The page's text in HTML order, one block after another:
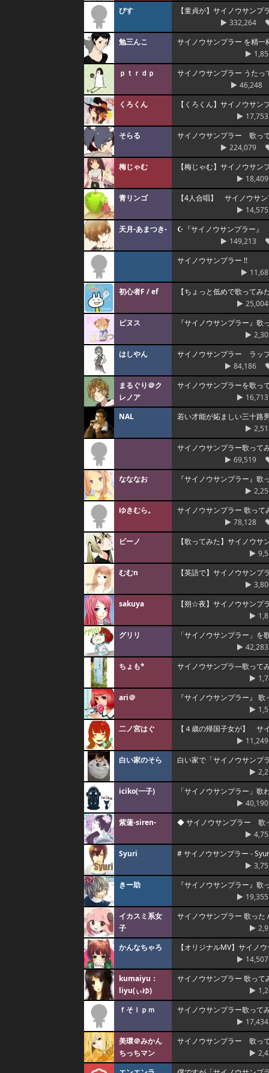
びす
【童貞が】サイノウサンプ
332,264
勉三んこ
サイノウサンプラー を精一
ｐｔｒｄｐ
サイノウサンプラー うたっ
46,248
くろくん
【くろくん】サイノウサン
17,753
そらる
サイノウサンプラー 歌っ
224,079
梅じゃむ
【梅じゃむ】サイノウサ
18,409
青リンゴ
【4人合唱】 サイノウサ
14,575
天月-あまつき-
☪『サイノウサンプラー』
149,213
サイノウサンプラー !!
初心者F / ef
【ちょっと低めで歌って
25,004
ピヌス
『サイノウサンプラー』歌
はしやん
サイノウサンプラー ラッ
84,186
まるぐり＠ク
レノア
サイノウサンプラーを歌っ
16,713
NAL
若い才能が妬ましい三十路
サイノウサンプラー歌って
69,519
なななお
『サイノウサンプラー』歌
ゆきむら。
サイノウサンプラー 歌って
78,128
ビーノ
【歌ってみた】サイノウサ
むむn
【英語で】サイノウサン
sakuya
【朔☆夜】サイノウサン
グリリ
「サイノウサンプラー」を
42,283
ちょも*
サイノウサンプラ―歌って
ari＠
『サイノウサンプラー』
二ノ宮はぐ
【４歳の帰国子女が】 サ
11,249
白い家のそら
白い家で「サイノウサンプ
iciko(一子)
「サイノウサンプラー」
40,190
紫蓮-siren-
◆ サイノウサンプラー 歌
Syuri
# サイノウサンプラー -
きー助
『サイノウサンプラー』歌
19,355
イカスミ系女
子
サイノウサンプラー 歌った
かんなちゃろ
【オリジナルMV】サイノ
14,507
kumaiyu：
liyu(ぃゆ)
サイノウサンプラー 歌って
ｆそｌｐｍ
サイノウサンプラー歌って
17,434
美環＠みかん
ちっちマン
サイノウサンプラー 歌っ